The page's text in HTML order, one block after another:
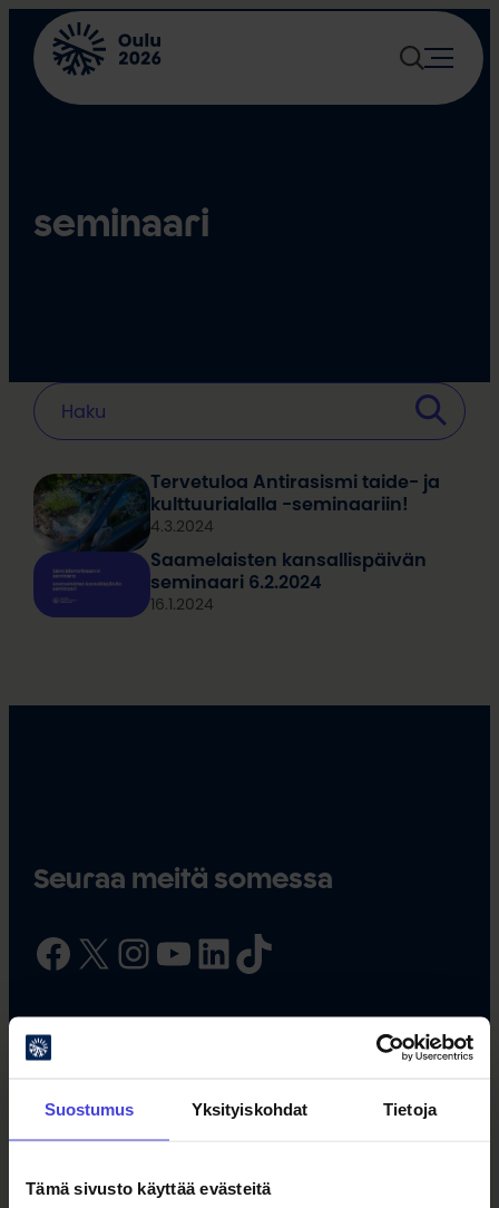
Suostumus Yksityiskohdat Tietoja
Tämä sivusto käyttää evästeitä
Siirry
sisältöön
seminaari
Tervetuloa Antirasismi taide- ja
kulttuurialalla -seminaariin!
4.3.2024
Saamelaisten kansallispäivän
seminaari 6.2.2024
16.1.2024
Seuraa meitä somessa
Facebook X InstagramYouTube LinkedIn TikTok